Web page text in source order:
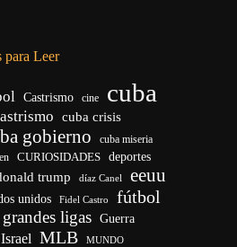
para Leer
Castrismo cine cuba
cuba crisis
gobierno cuba miseria
CURIOSIDADES deportes
trump díaz Canel eeuu
unidos Fidel Castro fútbol
grandes ligas Guerra
Israel MLB MUNDO